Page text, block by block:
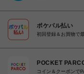
ポケパル払い
初回登録＆お買物で
POCKET
コイン＆クーポンで